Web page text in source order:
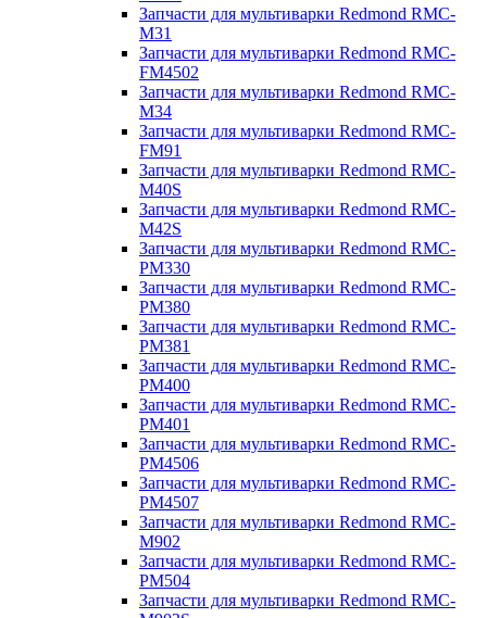
Запчасти для мультиварки Redmond RMC-
M31
Запчасти для мультиварки Redmond RMC-
FM4502
Запчасти для мультиварки Redmond RMC-
M34
Запчасти для мультиварки Redmond RMC-
FM91
Запчасти для мультиварки Redmond RMC-
M40S
Запчасти для мультиварки Redmond RMC-
M42S
Запчасти для мультиварки Redmond RMC-
PM330
Запчасти для мультиварки Redmond RMC-
PM380
Запчасти для мультиварки Redmond RMC-
PM381
Запчасти для мультиварки Redmond RMC-
PM400
Запчасти для мультиварки Redmond RMC-
PM401
Запчасти для мультиварки Redmond RMC-
PM4506
Запчасти для мультиварки Redmond RMC-
PM4507
Запчасти для мультиварки Redmond RMC-
M902
Запчасти для мультиварки Redmond RMC-
PM504
Запчасти для мультиварки Redmond RMC-